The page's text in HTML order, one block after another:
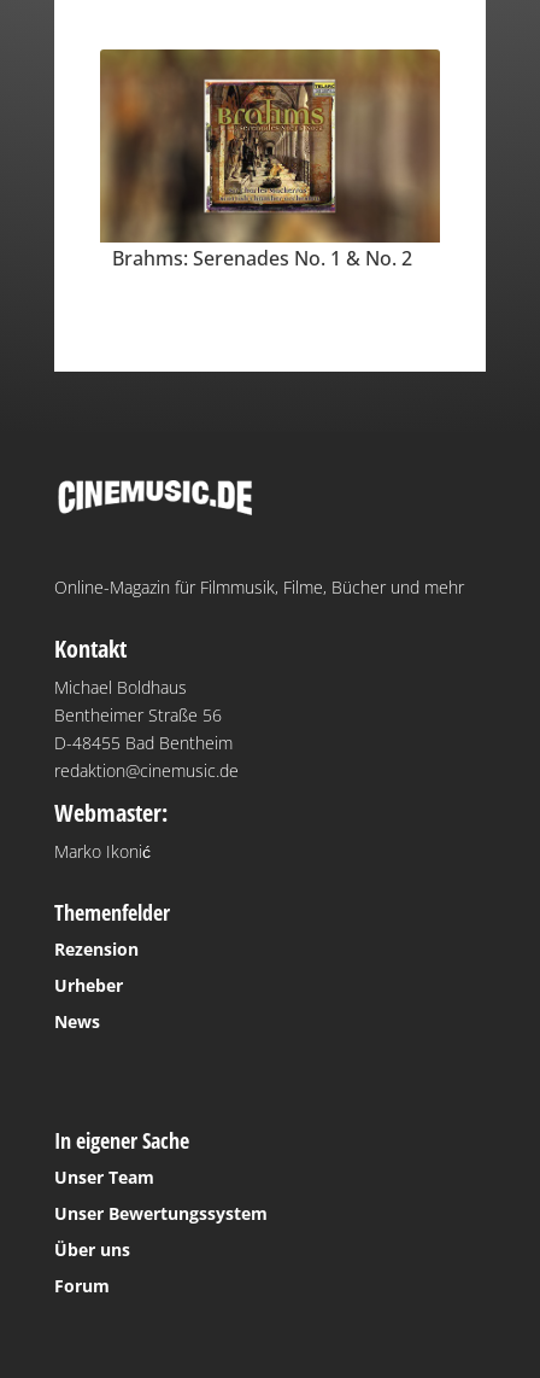
Brahms: Serenades No. 1 & No. 2
Online-Magazin für Filmmusik, Filme, Bücher und mehr
Kontakt
Michael Boldhaus
Bentheimer Straße 56
D-48455 Bad Bentheim
redaktion@cinemusic.de
Webmaster:
Marko Ikonić
Themenfelder
Rezension
Urheber
News
In eigener Sache
Unser Team
Unser Bewertungssystem
Über uns
Forum